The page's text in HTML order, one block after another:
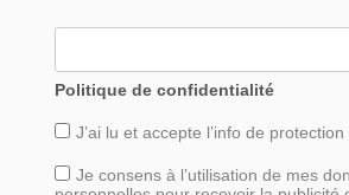
Politique de confidentialité
J’ai lu et accepte l’info de protection
Je consens à l’utilisation de mes